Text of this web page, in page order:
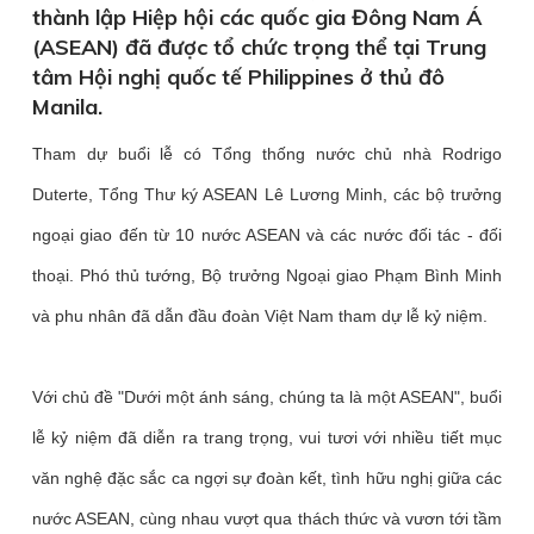
thành lập Hiệp hội các quốc gia Đông Nam Á
(ASEAN) đã được tổ chức trọng thể tại Trung
tâm Hội nghị quốc tế Philippines ở thủ đô
Manila.
Tham dự buổi lễ có Tổng thống nước chủ nhà Rodrigo
Duterte, Tổng Thư ký ASEAN Lê Lương Minh, các bộ trưởng
ngoại giao đến từ 10 nước ASEAN và các nước đối tác - đối
thoại. Phó thủ tướng, Bộ trưởng Ngoại giao Phạm Bình Minh
và phu nhân đã dẫn đầu đoàn Việt Nam tham dự lễ kỷ niệm.
Với chủ đề "Dưới một ánh sáng, chúng ta là một ASEAN", buổi
lễ kỷ niệm đã diễn ra trang trọng, vui tươi với nhiều tiết mục
văn nghệ đặc sắc ca ngợi sự đoàn kết, tình hữu nghị giữa các
nước ASEAN, cùng nhau vượt qua thách thức và vươn tới tầm